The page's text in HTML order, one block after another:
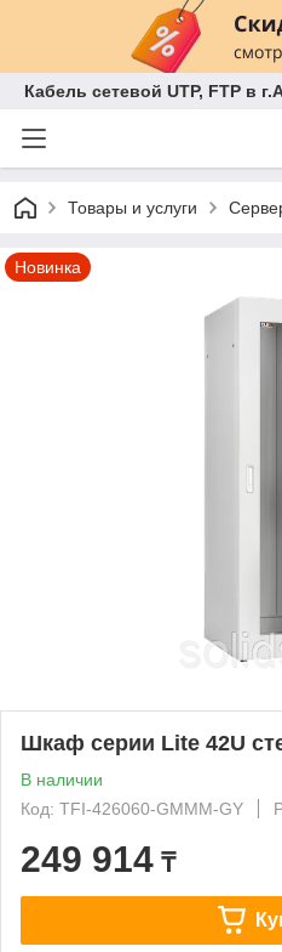
Кабель сетевой UTP, FTP в
Товары и услуги
Новинка
Шкаф серии Lite 42U
В наличии
Код: TFI-426060-GMMM-GY
249 914 ₸